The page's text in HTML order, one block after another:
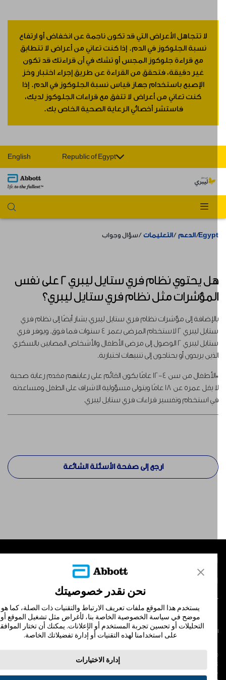
لا تتجاهل الأعراض التي قد تكون ناجمة عن انخفاض أو ارتفاع
نسبة الجلوكوز في الدم. إذا كنت تعاني من أعراض لا تتطابق
مع قراءة جلوكوز المجس أو تشك في أن قراءتك قد تكون
غير دقيقة، فتحقق من القراءة عن طريق إجراء اختبار وخز
الإصبع باستخدام جهاز قياس نسبة الجلوكوز في الدم. إذا
كنت تعاني من أعراض لا تتفق مع قراءات الجلوكوز لديك،
فاستشر أخصائي الرعاية الصحية الخاص بك.
Republic of Egypt
English
الدعم التعليمات سؤال وجواب
هل يحتوي نظام فري ستايل ليبري 2 على نفس
مثل نظام فري ستايل ليبري؟
إلى مؤشرات نظام فري ستايل ليبري، يشار أيضًا إلى نظام فري
ستايل ليبري 2 لاستخدام المرضى بعمر 4 سنوات فما فوق. ويوفر فري
ستايل ليبري 2 الوصول إلى مرضى الأطفال والأشخاص المصابين بالسكري
يريدون أو يحتاجون إلى تنبيهات اختيارية.
*الأطفال من سن 4-12 عامًا يكون القائم على رعايتهم مقدم رعاية صحية
لا يقل عمره عن 18 عامًا ويتولى مسؤولية الاشراف على الطفل ومساعدته
استخدام وتفسير قراءات فري ستايل ليبري.
ارجع إلى صفحة الأسئلة الشائعة
والأحكام سياسة الخصوصية
المجس، فري ستايل، وليبري، والعلامات التجارية ذات الصلة هي علامات لشركة أبوت
لا يجوز استخدام أي علامة تجارية أو الاسم التجاري أو المظهر التجاري لأبوت في هذا الموقع
نحن نقدر خصوصيتك
يستخدم هذا الموقع ملفات تعريف الارتباط والتقنيات ذات الصلة، كما هو
موضح في سياسة الخصوصية الخاصة بنا، لأغراض مثل تشغيل الموقع أو
التحليلات أو تحسين تجربة المستخدم أو الإعلانات. يمكنك أن تختار الموافقة
على استخدامنا لهذه التقنيات أو إدارة تفضيلاتك الخاصة.
إدارة الاختيارات